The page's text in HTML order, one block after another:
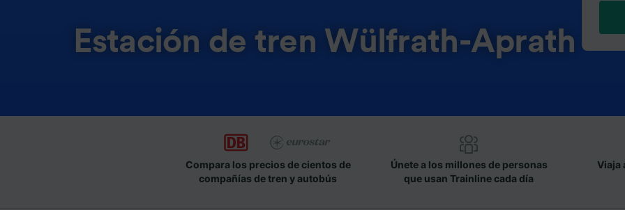
Estación de tren Wülfrath-Aprath
Compara los precios de cientos de
compañías de tren y autobús
Únete a los millones de personas
que usan Trainline cada día
Viaja